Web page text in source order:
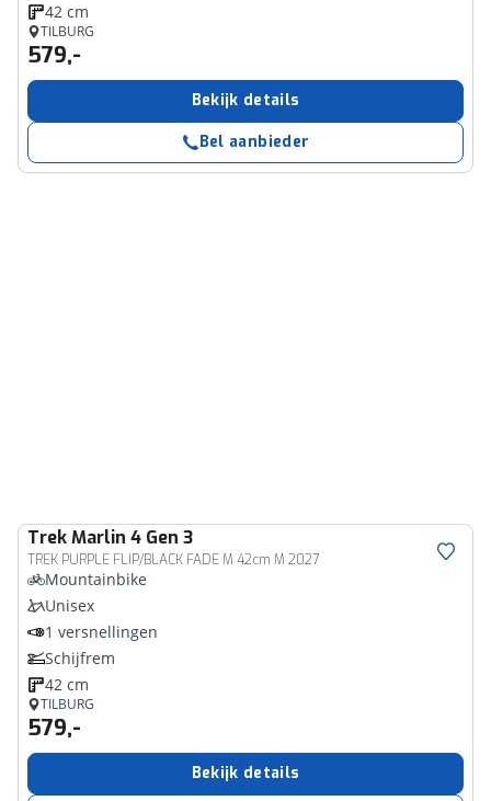
42 cm
TILBURG
579,-
Bekijk details
Bel aanbieder
TrekMarlin 4 Gen 3
TREK PURPLE FLIP/BLACK FADE M 42cm M 2027
Mountainbike
Unisex
1 versnellingen
Schijfrem
42 cm
TILBURG
579,-
Bekijk details